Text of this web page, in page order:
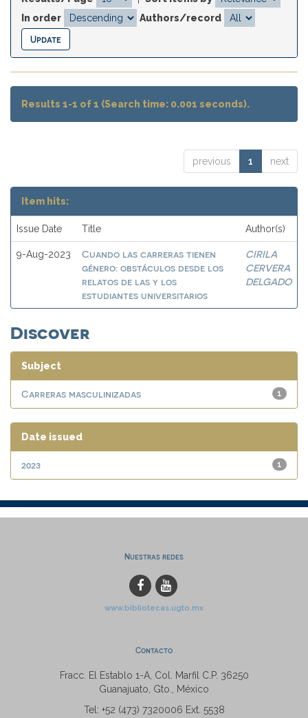
In order
Authors/record
Results 1-1 of 1 (Search time: 0.001 seconds).
previous 1 next
Item hits:
Issue Date Title Author(s)
9-Aug-2023
Cuando las carreras tienen
género: obstáculos desde los
relatos de las y los
estudiantes universitarios
CIRILA
CERVERA
DELGADO
Discover
Subject
1
Carreras masculinizadas
Date issued
1
2023
Nuestras redes
www.bibliotecas.ugto.mx
Contacto
Fracc. El Establo 1-A, Col. Marfil C.P. 36250
Guanajuato, Gto., México
Tel: +52 (473) 7320006 Ext. 5538